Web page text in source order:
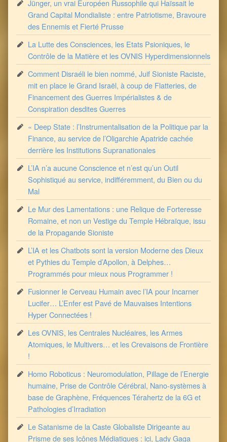
Jünger, un vrai Européen Russophile qui Haïssait le
Grand Capital Mondialiste : entre Patriotisme, Bravoure
des Ennemis et Fierté Prusse
La Lutte des Consciences, les Etats Psioniques, le
Contrôle de la Matière et les OVNIS Hyperdimensionnels
Comment Disraéli le bien nommé, Juif Sioniste Raciste,
mit en place le Grand Israël, à coup de Flatteries, de
Financement des Guerres Impérialistes & de
Conspiration desdites Guerres
« Deep State : l’Instrumentalisation de la Politique par la
Finance, au service de l’Oligarchie Apatride cachée
derrière les Institutions Supranationales
L’IA n’a aucune Conscience et n’est qu’un Outil
Sophistiqué au service, indifféremment, du Bien ou du
Mal
Le Mur des Lamentations : une Relique de Forteresse
Romaine, et non un Vestige du Temple Hébraïque, issu
de la Propagande Sioniste
L’IA et les Chatbots sont la version Moderne des Dieux
et Pythies du Temple d’Apollon, à Delphes…
Programmés pour mieux nous Programmer !
Fusionner le Cerveau Humain avec l’IA pour Incarner
Lucifer… L’Enfer est Pavé de Mauvaises Intentions
Hyper Connectées !
Les OVNIS, les Centrales Nucléaires, les Armes
Atomiques, le Multivers… et les Crevaisons de Frontière
!
Homo Roboticus : Neuromodulation, Pillage de l’Energie
humaine, Prise de Contrôle Cérébral, Nano-systèmes à
base de Graphène, Fréquences Térahertz de la 6G et
Pathologies d’Irradiation
Le Satanisme de la Caste Globaliste Dirigeante au
Prisme de ses Icônes Médiatiques : ici, Lady Gaga